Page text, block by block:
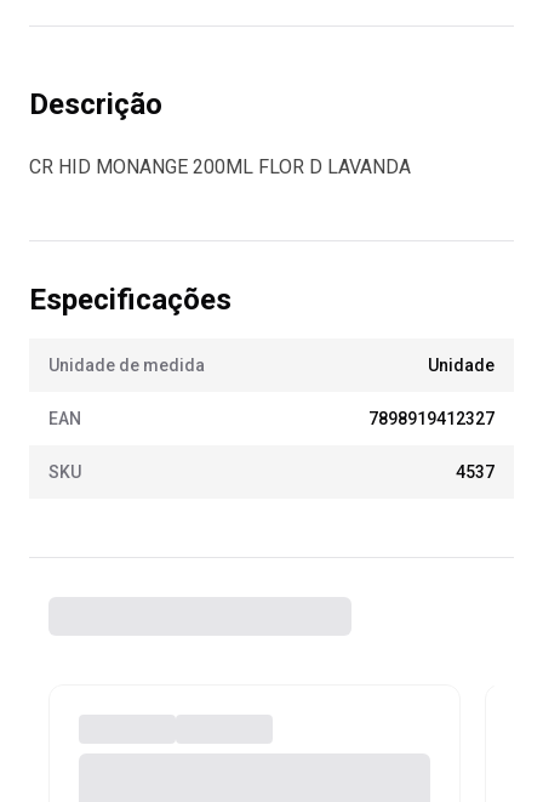
Descrição
CR HID MONANGE 200ML FLOR D LAVANDA
Especificações
Unidade de medida Unidade
EAN 7898919412327
SKU 4537